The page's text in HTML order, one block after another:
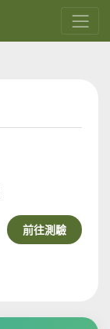
前往測驗